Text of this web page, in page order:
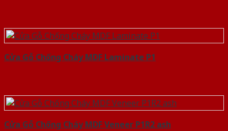
Cửa Gỗ Chống Cháy MDF Laminate P1
Cửa Gỗ Chống Cháy MDF Veneer P1R2 ash